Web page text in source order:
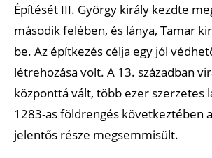
Építését III. György király kezdte
második felében, és lánya, Tamar
be. Az építkezés célja egy jól
létrehozása volt. A 13. században
központtá vált, több ezer szerzetes
1283-as földrengés következtében
jelentős része megsemmisült.